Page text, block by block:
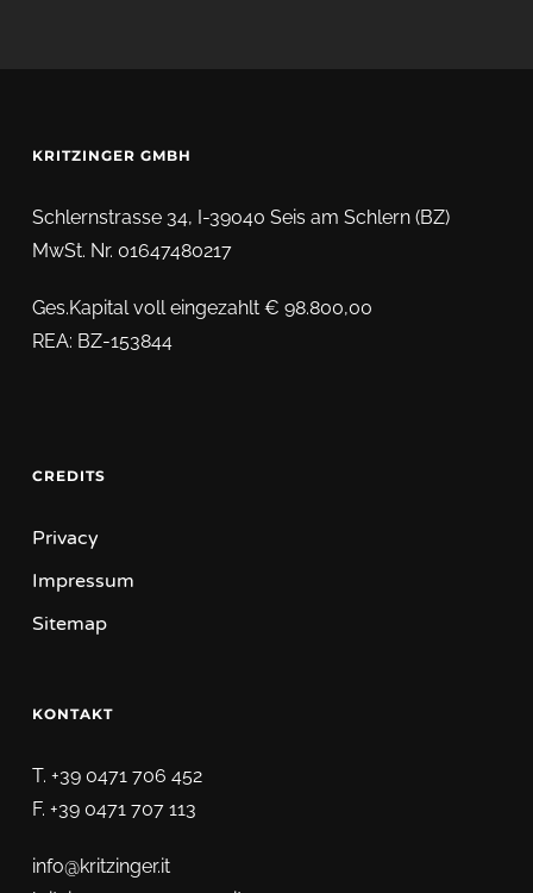
KRITZINGER GMBH
Schlernstrasse 34, I-39040 Seis am Schlern (BZ)
MwSt. Nr. 01647480217
Ges.Kapital voll eingezahlt € 98.800,00
REA: BZ-153844
CREDITS
Privacy
Impressum
Sitemap
KONTAKT
T. +39 0471 706 452
F. +39 0471 707 113
info@kritzinger.it